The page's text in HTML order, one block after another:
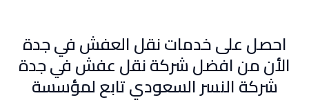
احصل على خدمات نقل العفش في جدة
الأن من افضل شركة نقل عفش في جدة
شركة النسر السعودي تابع لمؤسسة